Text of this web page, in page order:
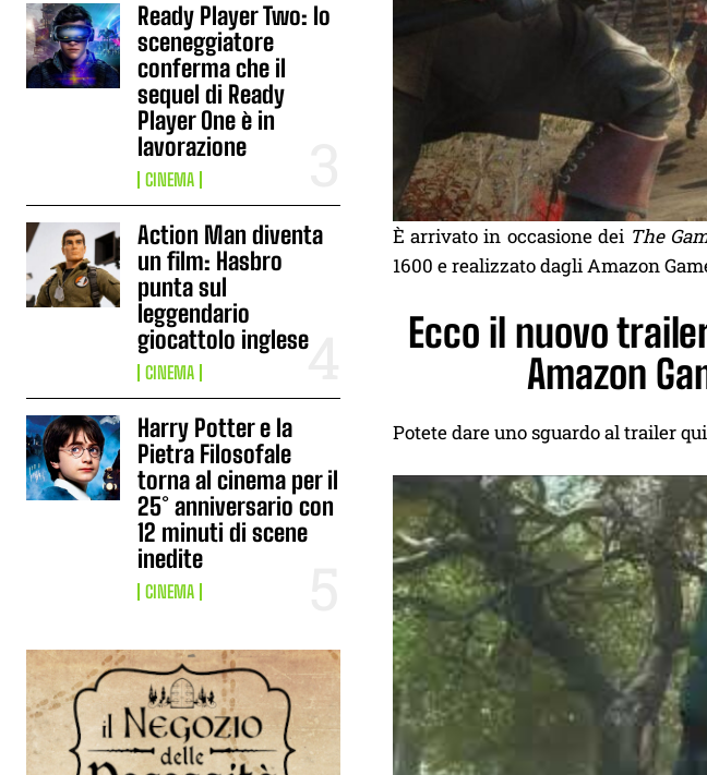
Ready Player Two: lo
sceneggiatore
conferma che il
sequel di Ready
Player One è in
lavorazione
CINEMA
Action Man diventa
un film: Hasbro
punta sul
leggendario
giocattolo inglese
CINEMA
Harry Potter e la
Pietra Filosofale
torna al cinema per il
25° anniversario con
12 minuti di scene
inedite
CINEMA
È arrivato in occasione dei The
1600 e realizzato dagli Amazon
Ecco il nuovo
Amazon
Potete dare uno sguardo al trailer